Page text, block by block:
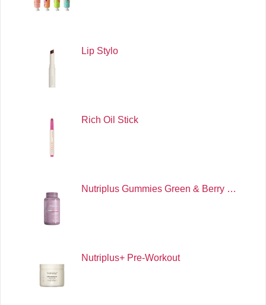
Lip Stylo
Rich Oil Stick
Nutriplus Gummies Green & Berry …
Nutriplus+ Pre-Workout